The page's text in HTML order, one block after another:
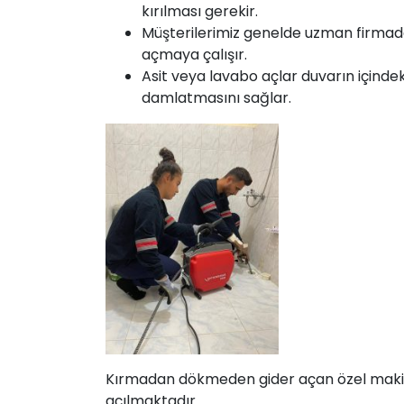
kırılması gerekir.
Müşterilerimiz genelde uzman
açmaya çalışır.
Asit veya lavabo açlar duvarın
damlatmasını sağlar.
Kırmadan dökmeden gider açan özel